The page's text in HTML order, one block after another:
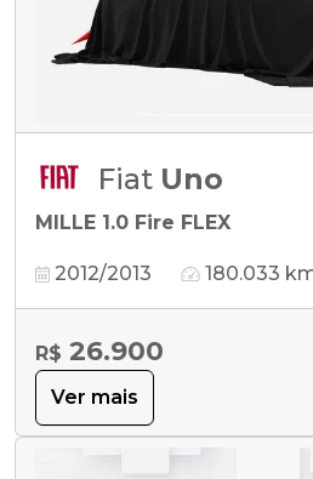
Fiat Uno
MILLE 1.0 Fire FLEX
2012/2013 180.033
R$ 26.900
Ver mais